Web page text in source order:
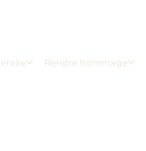
Rendre hommage